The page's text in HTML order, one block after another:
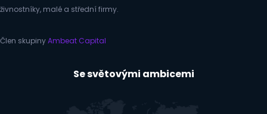
živnostníky, malé a střední firmy.
Člen skupinyAmbeat Capital
Se světovými ambicemi